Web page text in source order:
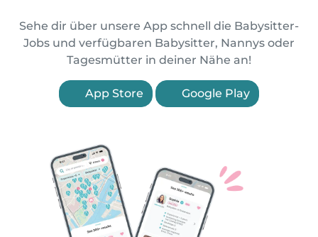
Sehe dir über unsere App schnell die Babysitter-
Jobs und verfügbaren Babysitter, Nannys oder
Tagesmütter in deiner Nähe an!
App Store Google Play